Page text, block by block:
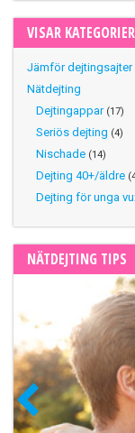
VISAR KATEGORIER
Jämför dejtingsajter
Nätdejting
Dejtingappar (17)
Seriös dejting (4)
Nischade (14)
Dejting 40+/äldre
Dejting för unga
NÄTDEJTING TIPS